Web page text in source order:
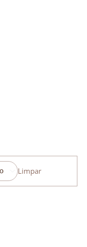
Limpar